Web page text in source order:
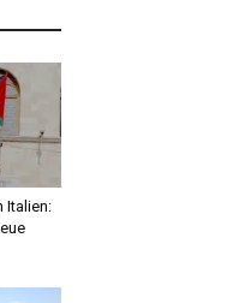
Italien: